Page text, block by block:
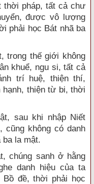
thời pháp, tất cả chư
được vô lượng
phải học Bát nhã ba
trong thế giới không
khuể, ngu si, tất cả
trí huệ, thiện thí,
hạnh, thiện từ bi, thời
sau khi nhập Niết
cũng không có danh
la mật.
chúng sanh ở hằng
danh hiệu của ta
đề, thời phải học